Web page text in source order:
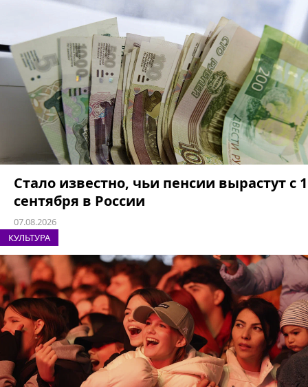
Стало известно, чьи пенсии вырастут с 1
сентября в России
07.08.2026
КУЛЬТУРА